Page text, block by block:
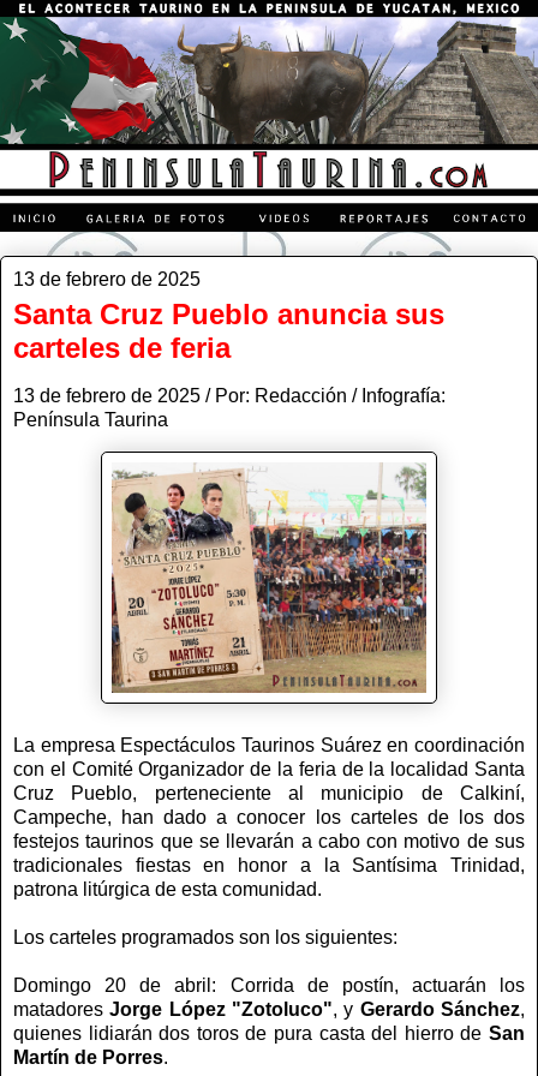
13 de febrero de 2025
Santa Cruz Pueblo anuncia sus
carteles de feria
13 de febrero de 2025 / Por: Redacción / Infografía:
Península Taurina
La empresa Espectáculos Taurinos Suárez en coordinación
con el Comité Organizador de la feria de la localidad Santa
Cruz Pueblo, perteneciente al municipio de Calkiní,
Campeche, han dado a conocer los carteles de los dos
festejos taurinos que se llevarán a cabo con motivo de sus
tradicionales fiestas en honor a la Santísima Trinidad,
patrona litúrgica de esta comunidad.
Los carteles programados son los siguientes:
Domingo 20 de abril: Corrida de postín, actuarán los
matadoresJorge López "Zotoluco", y Gerardo Sánchez,
quienes lidiarán dos toros de pura casta del hierro de San
Martín de Porres.